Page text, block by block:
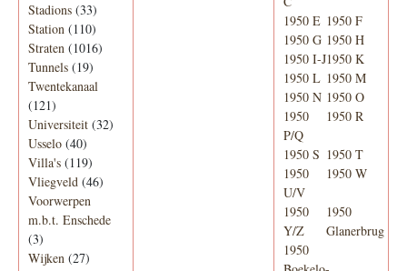
Stadions (33)
Station (110)
Straten (1016)
Tunnels (19)
Twentekanaal
(121)
Universiteit (32)
Usselo (40)
Villa's (119)
Vliegveld (46)
Voorwerpen
m.b.t. Enschede
(3)
Wijken (27)
1950 E 1950 F
1950 G 1950 H
1950 I-J1950 K
1950 L 1950 M
1950 N 1950 O
1950
P/Q
1950 R
1950 S 1950 T
1950
U/V
1950 W
1950
Y/Z
1950
Glanerbrug
1950